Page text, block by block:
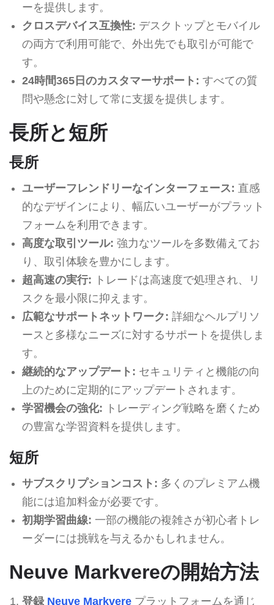
ーを提供します。
クロスデバイス互換性: デスクトップとモバイル
の両方で利用可能で、外出先でも取引が可能で
す。
24時間365日のカスタマーサポート: すべての質
問や懸念に対して常に支援を提供します。
長所と短所
長所
ユーザーフレンドリーなインターフェース: 直感
的なデザインにより、幅広いユーザーがプラット
フォームを利用できます。
高度な取引ツール: 強力なツールを多数備えてお
り、取引体験を豊かにします。
超高速の実行: トレードは高速度で処理され、リ
スクを最小限に抑えます。
広範なサポートネットワーク: 詳細なヘルプリソ
ースと多様なニーズに対するサポートを提供しま
す。
継続的なアップデート: セキュリティと機能の向
上のために定期的にアップデートされます。
学習機会の強化: トレーディング戦略を磨くため
の豊富な学習資料を提供します。
短所
サブスクリプションコスト: 多くのプレミアム機
能には追加料金が必要です。
初期学習曲線: 一部の機能の複雑さが初心者トレ
ーダーには挑戦を与えるかもしれません。
Neuve Markvereの開始方法
登録 Neuve Markvereプラットフォームを通じ